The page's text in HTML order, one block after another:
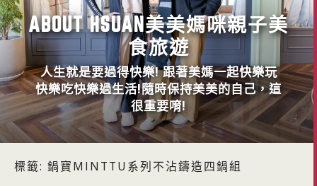
ABOUT HSUAN美美媽咪親子美
食旅遊
人生就是要過得快樂! 跟著美媽一起快樂玩
快樂吃快樂過生活!隨時保持美美的自己，這
很重要唷!
標籤: 鍋寶MINTTU系列不沾鑄造四鍋組